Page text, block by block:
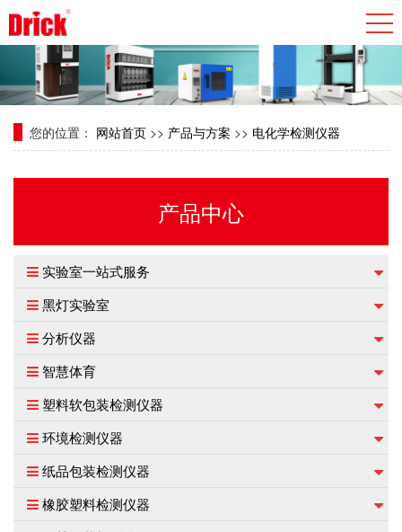
您的位置： 网站首页 >> 产品与方案 >> 电化学检测仪器
产品中心
实验室一站式服务
黑灯实验室
分析仪器
智慧体育
塑料软包装检测仪器
环境检测仪器
纸品包装检测仪器
橡胶塑料检测仪器